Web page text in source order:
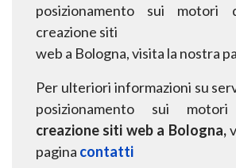
posizionamento sui
creazione siti
web a Bologna,visita la nostra
Per ulteriori informazioni su
posizionamento sui
creazione siti web a Bologna,
pagina contatti